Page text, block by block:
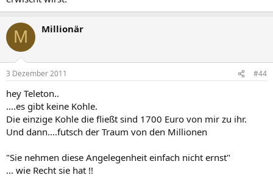
M Millionär
3 Dezember 2011 #44
hey Teleton..
....es gibt keine Kohle.
Die einzige Kohle die fließt sind 1700 Euro von mir zu ihr.
Und dann....futsch der Traum von den Millionen
"Sie nehmen diese Angelegenheit einfach nicht ernst"
... wie Recht sie hat !!